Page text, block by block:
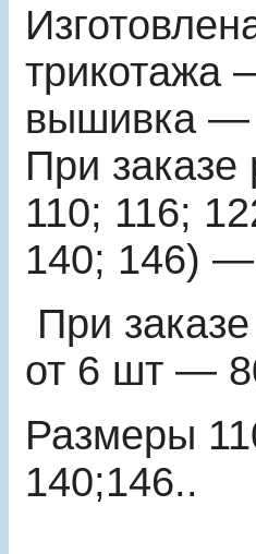
трикотажа
вышивка ―
При
110; 116;
140; 146) ―
При
от 6 шт ―
Размеры
140;146..